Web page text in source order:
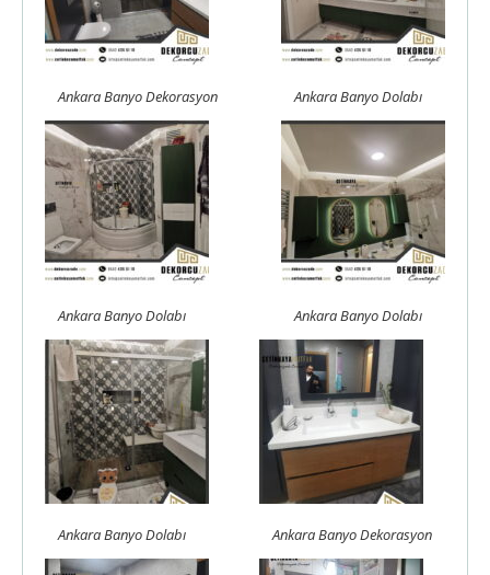
Ankara Banyo Dekorasyon Ankara Banyo Dolabı
Ankara Banyo Dolabı Ankara Banyo Dolabı
Ankara Banyo Dolabı Ankara Banyo Dekorasyon